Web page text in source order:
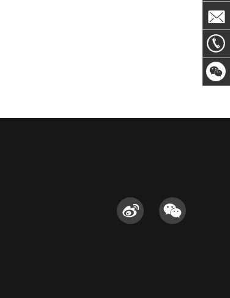
Skype
email